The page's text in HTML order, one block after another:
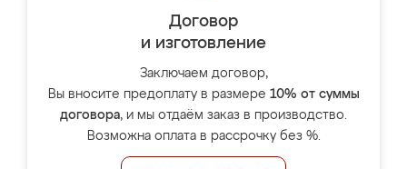
Договор
и изготовление
Заключаем договор,
Вы вносите предоплату в размере 10% от суммы
договора, и мы отдаём заказ в производство.
Возможна оплата в рассрочку без %.